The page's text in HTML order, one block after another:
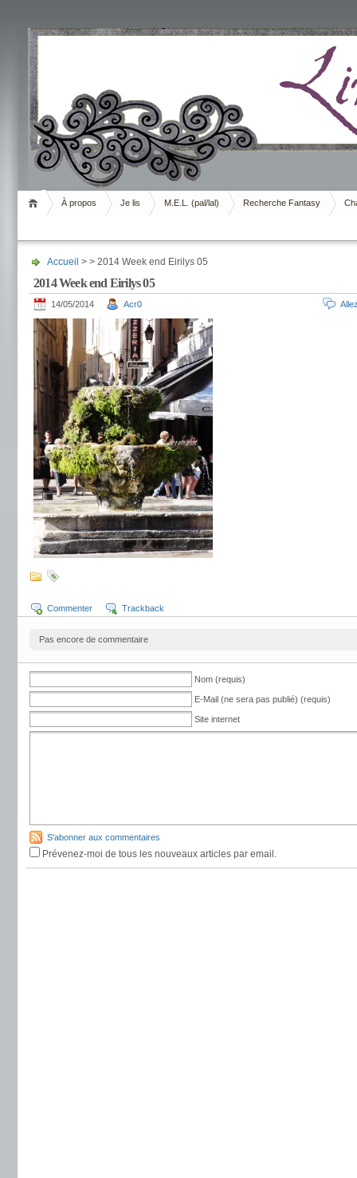
Livrement
À propos Je lis M.E.L. (pal/lal) Recherche Fantasy
Accueil > > 2014 Week end Eirilys 05
2014 Week end Eirilys 05
14/05/2014 Acr0
Commenter Trackback
Pas encore de commentaire
Nom (requis)
E-Mail (ne sera pas publié) (requis)
Site internet
S'abonner aux commentaires
Prévenez-moi de tous les nouveaux articles par email.